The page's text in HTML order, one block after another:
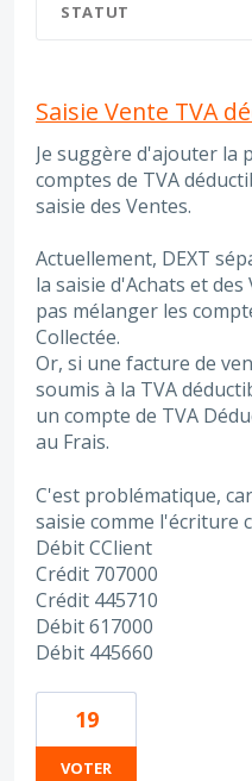
STATUT
Saisie Vente TVA
Je suggère d'ajouter la
comptes de TVA
saisie des Ventes.
Actuellement, DEXT
la saisie d'Achats et
pas mélanger les
Collectée.
Or, si une facture de
soumis à la TVA
un compte de TVA
au Frais.
C'est problématique,
saisie comme l'écriture
Débit CClient
Crédit 707000
Crédit 445710
Débit 617000
Débit 445660
19
VOTER